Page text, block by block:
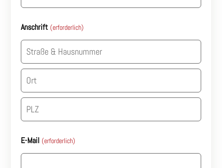
Anschrift (erforderlich)
Straße
Hausnummer
Stadt
E-Mail (erforderlich)